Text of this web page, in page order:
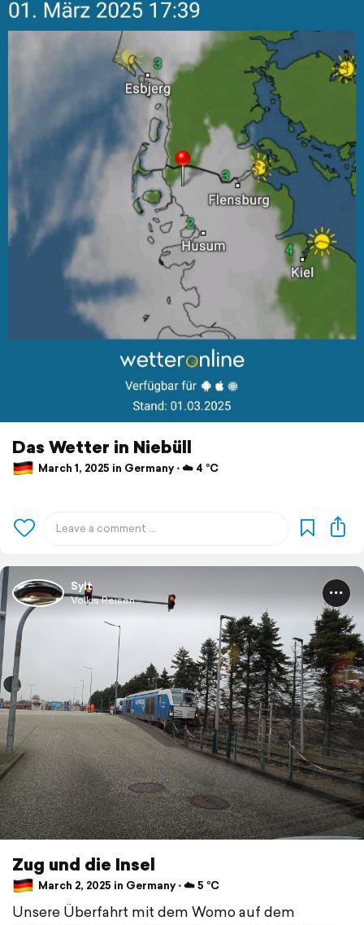
Das Wetter in Niebüll
March 1, 2025 in Germany ⋅ ☁️ 4 °C
Sylt
Volkis Reisen
Zug und die Insel
March 2, 2025 in Germany ⋅ ☁️ 5 °C
Unsere Überfahrt mit dem Womo auf dem